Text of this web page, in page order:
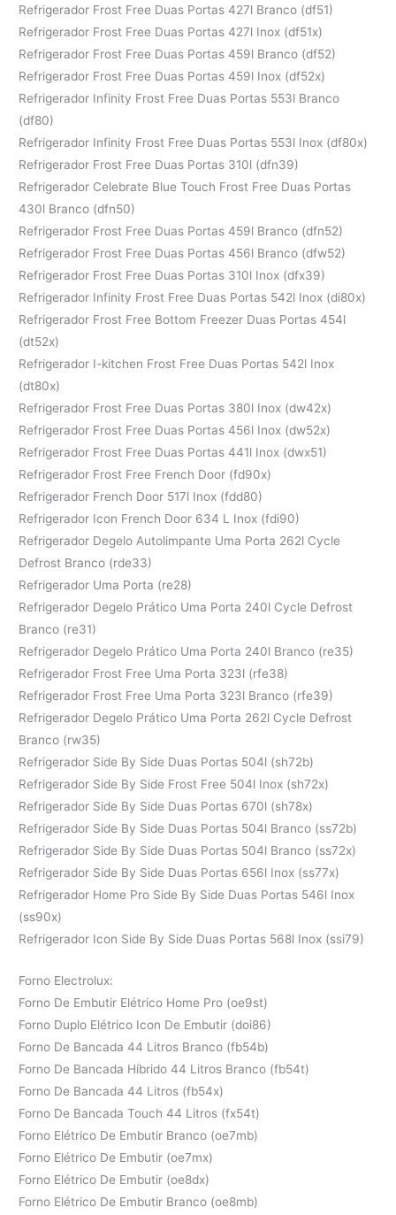
Refrigerador Frost Free Duas Portas 427l Branco (df51)
Refrigerador Frost Free Duas Portas 427l Inox (df51x)
Refrigerador Frost Free Duas Portas 459l Branco (df52)
Refrigerador Frost Free Duas Portas 459l Inox (df52x)
Refrigerador Infinity Frost Free Duas Portas 553l Branco
(df80)
Refrigerador Infinity Frost Free Duas Portas 553l Inox (df80x)
Refrigerador Frost Free Duas Portas 310l (dfn39)
Refrigerador Celebrate Blue Touch Frost Free Duas Portas
430l Branco (dfn50)
Refrigerador Frost Free Duas Portas 459l Branco (dfn52)
Refrigerador Frost Free Duas Portas 456l Branco (dfw52)
Refrigerador Frost Free Duas Portas 310l Inox (dfx39)
Refrigerador Infinity Frost Free Duas Portas 542l Inox (di80x)
Refrigerador Frost Free Bottom Freezer Duas Portas 454l
(dt52x)
Refrigerador I-kitchen Frost Free Duas Portas 542l Inox
(dt80x)
Refrigerador Frost Free Duas Portas 380l Inox (dw42x)
Refrigerador Frost Free Duas Portas 456l Inox (dw52x)
Refrigerador Frost Free Duas Portas 441l Inox (dwx51)
Refrigerador Frost Free French Door (fd90x)
Refrigerador French Door 517l Inox (fdd80)
Refrigerador Icon French Door 634 L Inox (fdi90)
Refrigerador Degelo Autolimpante Uma Porta 262l Cycle
Defrost Branco (rde33)
Refrigerador Uma Porta (re28)
Refrigerador Degelo Prático Uma Porta 240l Cycle Defrost
Branco (re31)
Refrigerador Degelo Prático Uma Porta 240l Branco (re35)
Refrigerador Frost Free Uma Porta 323l (rfe38)
Refrigerador Frost Free Uma Porta 323l Branco (rfe39)
Refrigerador Degelo Prático Uma Porta 262l Cycle Defrost
Branco (rw35)
Refrigerador Side By Side Duas Portas 504l (sh72b)
Refrigerador Side By Side Frost Free 504l Inox (sh72x)
Refrigerador Side By Side Duas Portas 670l (sh78x)
Refrigerador Side By Side Duas Portas 504l Branco (ss72b)
Refrigerador Side By Side Duas Portas 504l Branco (ss72x)
Refrigerador Side By Side Duas Portas 656l Inox (ss77x)
Refrigerador Home Pro Side By Side Duas Portas 546l Inox
(ss90x)
Refrigerador Icon Side By Side Duas Portas 568l Inox (ssi79)
Forno Electrolux:
Forno De Embutir Elétrico Home Pro (oe9st)
Forno Duplo Elétrico Icon De Embutir (doi86)
Forno De Bancada 44 Litros Branco (fb54b)
Forno De Bancada Híbrido 44 Litros Branco (fb54t)
Forno De Bancada 44 Litros (fb54x)
Forno De Bancada Touch 44 Litros (fx54t)
Forno Elétrico De Embutir Branco (oe7mb)
Forno Elétrico De Embutir (oe7mx)
Forno Elétrico De Embutir (oe8dx)
Forno Elétrico De Embutir Branco (oe8mb)